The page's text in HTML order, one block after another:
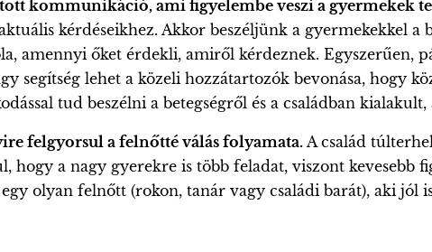
kommunikáció, ami figyelembe veszi a gyermekek
kérdéseikhez. Akkor beszéljünk a gyermekekkel a
amennyi őket érdekli, amiről kérdeznek. Egyszerűen,
segítség lehet a közeli hozzátartozók bevonása, hogy
tud beszélni a betegségről és a családban
felgyorsul a felnőtté válás folyamata. A család
hogy a nagy gyerekre is több feladat, viszont kevesebb
olyan felnőtt (rokon, tanár vagy családi barát), aki jól